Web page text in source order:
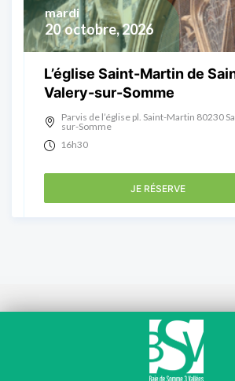
20 octobre, 2026
mardi
L’église Saint-Martin de
Valery-sur-Somme
Parvis de l’église pl. Saint-Martin 80230
sur-Somme
16h30
JE RÉSERVE